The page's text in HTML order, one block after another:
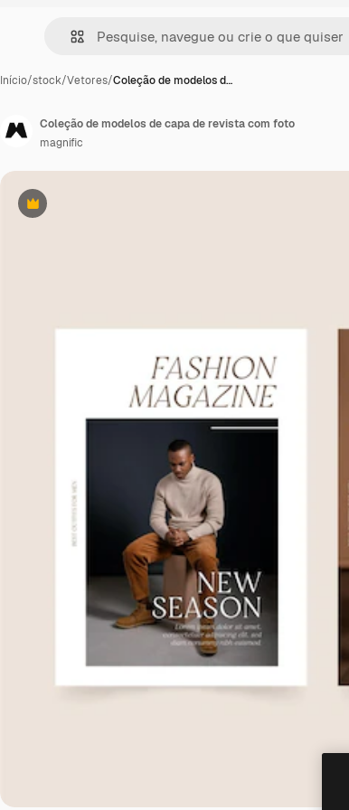
Início/stock/Vetores/Coleção de modelos d…
Premium
Coleção de modelos de capa de revista com foto
magnific